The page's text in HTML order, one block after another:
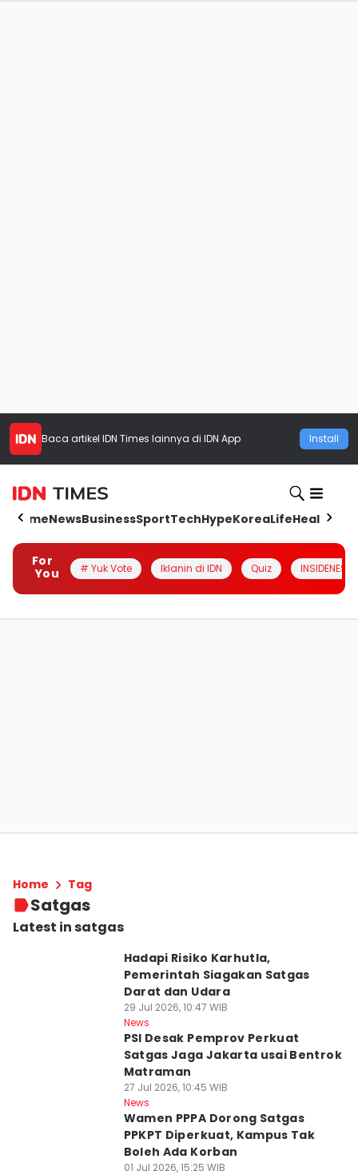
Baca artikel IDN Times lainnya di IDN App Install
HomeNewsBusinessSportTechHypeKoreaLifeHealth
For
You
# Yuk Vote Iklanin di IDN Quiz INSIDENESIA
Home Tag
Satgas
Latest in satgas
Hadapi Risiko Karhutla,
Pemerintah Siagakan Satgas
Darat dan Udara
29 Jul 2026, 10:47 WIB
News
PSI Desak Pemprov Perkuat
Satgas Jaga Jakarta usai Bentrok
Matraman
27 Jul 2026, 10:45 WIB
News
Wamen PPPA Dorong Satgas
PPKPT Diperkuat, Kampus Tak
Boleh Ada Korban
01 Jul 2026, 15:25 WIB